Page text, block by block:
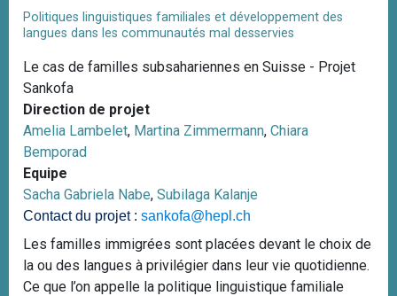
Politiques linguistiques familiales et développement des
langues dans les communautés mal desservies
Le cas de familles subsahariennes en Suisse - Projet
Sankofa
Direction de projet
Amelia Lambelet, Martina Zimmermann, Chiara
Bemporad
Equipe
Sacha Gabriela Nabe, Subilaga Kalanje
Contact du projet : sankofa@hepl.ch
Les familles immigrées sont placées devant le choix de
la ou des langues à privilégier dans leur vie quotidienne.
Ce que l’on appelle la politique linguistique familiale